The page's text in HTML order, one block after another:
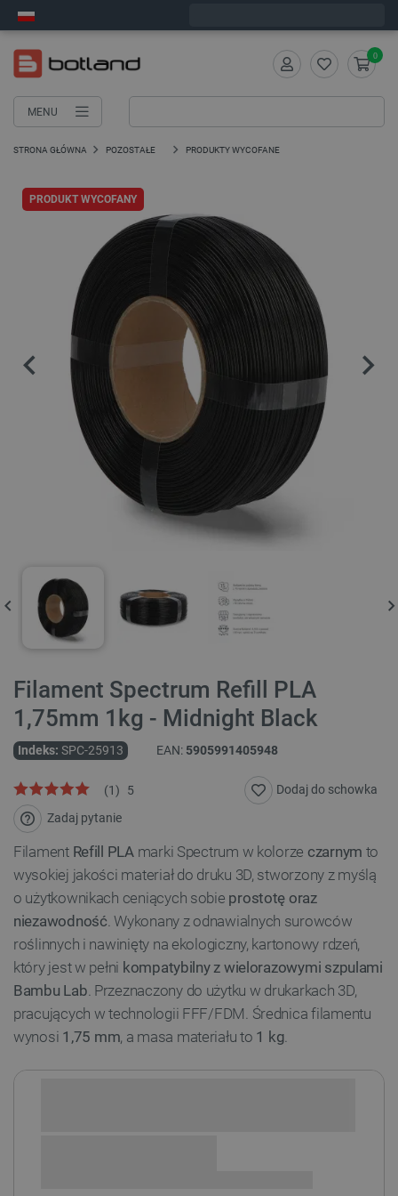
MENU
0
STRONA GŁÓWNA POZOSTAŁE PRODUKTY WYCOFANE
PRODUKT WYCOFANY
Filament Spectrum Refill PLA
1,75mm 1kg - Midnight Black
Indeks: SPC-25913 EAN: 5905991405948
5
(1)
Zadaj pytanie
Dodaj do schowka
Filament Refill PLAmarki Spectrum w kolorze czarnym to
wysokiej jakości materiał do druku 3D, stworzony z myślą
o użytkownikach ceniących sobie prostotę oraz
niezawodność. Wykonany z odnawialnych surowców
roślinnych i nawinięty na ekologiczny, kartonowy rdzeń,
który jest w pełni kompatybilny z wielorazowymi szpulami
Bambu Lab. Przeznaczony do użytku w drukarkach 3D,
pracujących w technologii FFF/FDM. Średnica filamentu
wynosi 1,75 mm, a masa materiału to 1 kg.